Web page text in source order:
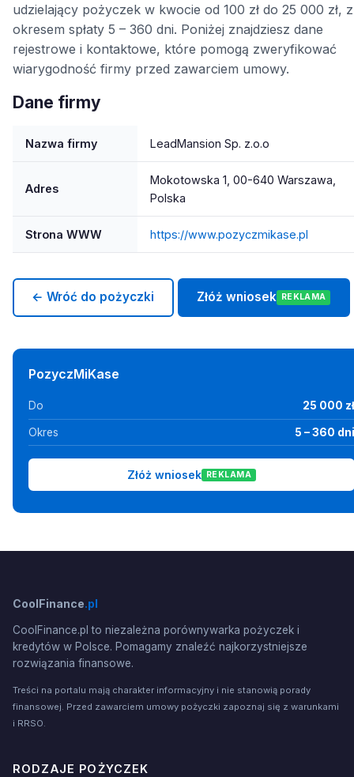
udzielający pożyczek w kwocie od 100 zł do 25 000 zł, z
okresem spłaty 5 – 360 dni. Poniżej znajdziesz dane
rejestrowe i kontaktowe, które pomogą zweryfikować
wiarygodność firmy przed zawarciem umowy.
Dane firmy
Nazwa firmy LeadMansion Sp. z.o.o
Adres
Mokotowska 1, 00-640 Warszawa,
Polska
Strona WWW https://www.pozyczmikase.pl
← Wróć do pożyczki Złóż wniosek REKLAMA
PozyczMiKase
Do 25 000 zł
Okres 5 – 360 dni
Złóż wniosek REKLAMA
CoolFinance.pl
CoolFinance.pl to niezależna porównywarka pożyczek i
kredytów w Polsce. Pomagamy znaleźć najkorzystniejsze
rozwiązania finansowe.
Treści na portalu mają charakter informacyjny i nie stanowią porady
finansowej. Przed zawarciem umowy pożyczki zapoznaj się z warunkami
i RRSO.
RODZAJE POŻYCZEK